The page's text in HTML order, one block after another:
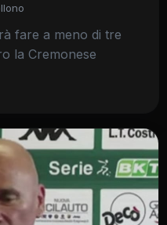
fare a meno di tre
la Cremonese